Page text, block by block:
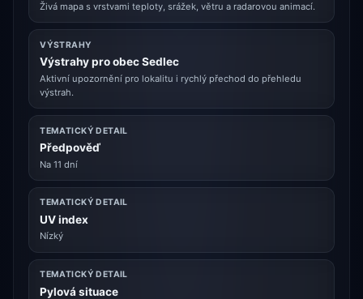
Živá mapa s vrstvami teploty, srážek, větru a radarovou animací.
VÝSTRAHY
Výstrahy pro obec Sedlec
Aktivní upozornění pro lokalitu i rychlý přechod do přehledu
výstrah.
TEMATICKÝ DETAIL
Předpověď
Na 11 dní
TEMATICKÝ DETAIL
UV index
Nízký
TEMATICKÝ DETAIL
Pylová situace